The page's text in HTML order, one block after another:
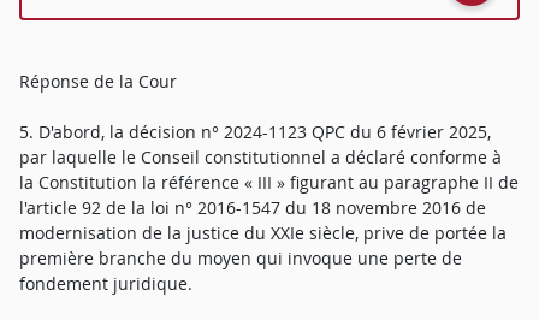
Réponse de la Cour
5. D'abord, la décision n° 2024-1123 QPC du 6 février 2025,
par laquelle le Conseil constitutionnel a déclaré conforme à
la Constitution la référence « III » figurant au paragraphe II de
l'article 92 de la loi n° 2016-1547 du 18 novembre 2016 de
modernisation de la justice du XXIe siècle, prive de portée la
première branche du moyen qui invoque une perte de
fondement juridique.